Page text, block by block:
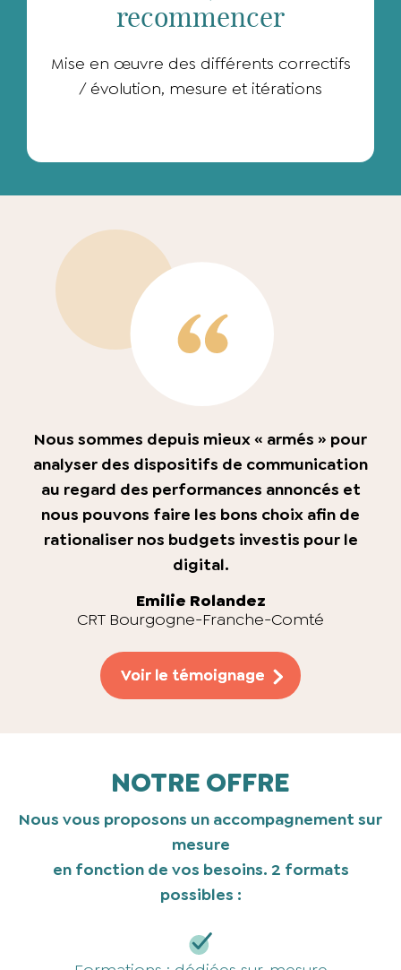
recommencer
Mise en œuvre des différents correctifs
/ évolution, mesure et itérations
Nous sommes depuis mieux « armés » pour
analyser des dispositifs de communication
au regard des performances annoncés et
nous pouvons faire les bons choix afin de
rationaliser nos budgets investis pour le
digital.
Emilie Rolandez
CRT Bourgogne-Franche-Comté
Voir le témoignage
NOTRE OFFRE
Nous vous proposons un accompagnement sur
mesure
en fonction de vos besoins. 2 formats
possibles :